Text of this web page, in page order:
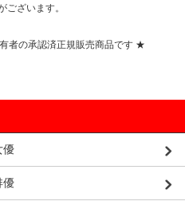
ございます。
者の承認済正規販売商品です ★
優
優